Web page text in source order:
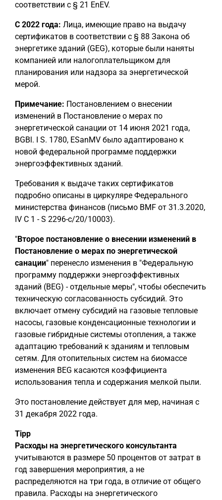
соответствии с § 21 EnEV.
С 2022 года: Лица, имеющие право на выдачу
сертификатов в соответствии с § 88 Закона об
энергетике зданий (GEG), которые были наняты
компанией или налогоплательщиком для
планирования или надзора за энергетической
мерой.
Примечание: Постановлением о внесении
изменений в Постановление о мерах по
энергетической санации от 14 июня 2021 года,
BGBl. I S. 1780, ESanMV было адаптировано к
новой федеральной программе поддержки
энергоэффективных зданий.
Требования к выдаче таких сертификатов
подробно описаны в циркуляре Федерального
министерства финансов (письмо BMF от 31.3.2020,
IV C 1 - S 2296-c/20/10003).
"Второе постановление о внесении изменений в
Постановление о мерах по энергетической
санации" перенесло изменения в "Федеральную
программу поддержки энергоэффективных
зданий (BEG) - отдельные меры", чтобы обеспечить
техническую согласованность субсидий. Это
включает отмену субсидий на газовые тепловые
насосы, газовые конденсационные технологии и
газовые гибридные системы отопления, а также
адаптацию требований к зданиям и тепловым
сетям. Для отопительных систем на биомассе
изменения BEG касаются коэффициента
использования тепла и содержания мелкой пыли.
Это постановление действует для мер, начиная с
31 декабря 2022 года.
Tipp
Расходы на энергетического консультанта
учитываются в размере 50 процентов от затрат в
год завершения мероприятия, а не
распределяются на три года, в отличие от общего
правила. Расходы на энергетического